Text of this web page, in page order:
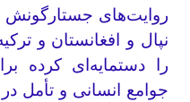
روایت‌های جستارگونش
نپال و افغانستان و
را دستمایه‌ای کرده
جوامع انسانی و تأمل